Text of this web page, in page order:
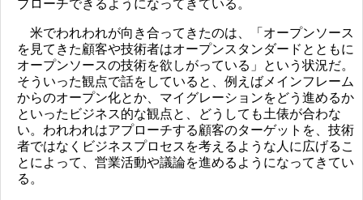
プローチできるようになってきている。
米でわれわれが向き合ってきたのは、「オープンソース
を見てきた顧客や技術者はオープンスタンダードとともに
オープンソースの技術を欲しがっている」という状況だ。
そういった観点で話をしていると、例えばメインフレーム
からのオープン化とか、マイグレーションをどう進めるか
といったビジネス的な観点と、どうしても土俵が合わな
い。われわれはアプローチする顧客のターゲットを、技術
者ではなくビジネスプロセスを考えるような人に広げるこ
とによって、営業活動や議論を進めるようになってきてい
る。